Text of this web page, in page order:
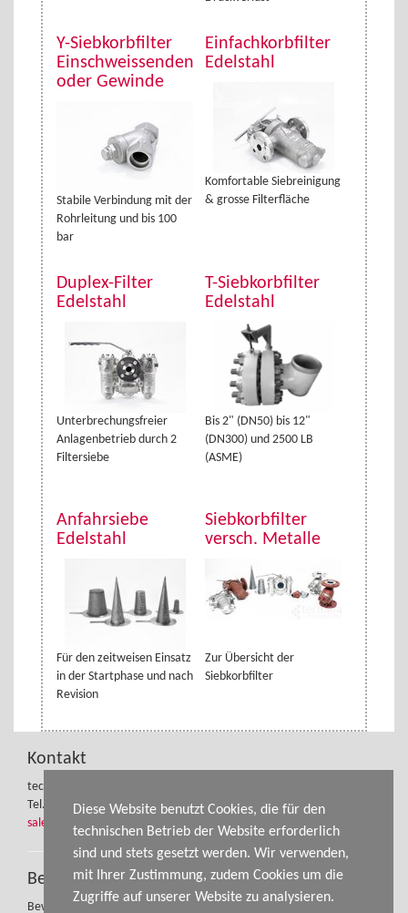
Diese Website benutzt Cookies, die für den
technischen Betrieb der Website erforderlich
sind und stets gesetzt werden. Wir verwenden,
mit Ihrer Zustimmung, zudem Cookies um die
Zugriffe auf unserer Website zu analysieren.
Y-Siebkorbfilter
Einschweissenden
oder Gewinde
Stabile Verbindung mit der
Rohrleitung und bis 100
bar
Einfachkorbfilter
Edelstahl
Komfortable Siebreinigung
& grosse Filterfläche
Duplex-Filter
Edelstahl
Unterbrechungsfreier
Anlagenbetrieb durch 2
Filtersiebe
T-Siebkorbfilter
Edelstahl
Bis 2" (DN50) bis 12"
(DN300) und 2500 LB
(ASME)
Anfahrsiebe
Edelstahl
Für den zeitweisen Einsatz
in der Startphase und nach
Revision
Siebkorbfilter
versch. Metalle
Zur Übersicht der
Siebkorbfilter
Kontakt
tecmara gmbh
Tel.: +49 (0) 3841-32750-70
sales@tecmara.de
Bewerbungen
Bewerbungen bitte an: